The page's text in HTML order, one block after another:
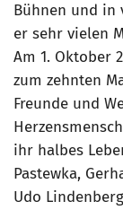
Bühnen und in
er sehr vielen
Am 1. Oktober
zum zehnten
Freunde und
ihr halbes
Pastewka,
Udo